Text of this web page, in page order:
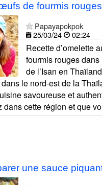
de fourmis rouges
Papayapokpok
25/03/24
02:24
Recette d’omelette
fourmis rouges dans
de l’Isan en
le nord-est de la
savoureuse et
dans cette région et que
une sauce